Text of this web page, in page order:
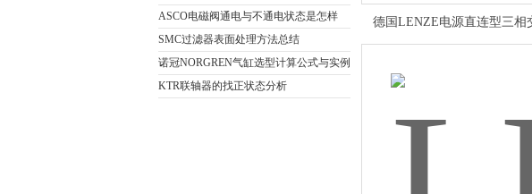
ASCO电磁阀通电与不通电状态是怎样
SMC过滤器表面处理方法总结
诺冠NORGREN气缸选型计算公式与实例
KTR联轴器的找正状态分析
德国LENZE电源直连型三相